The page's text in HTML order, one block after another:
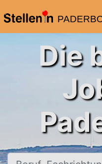
Die
Beruf, Fachrichtung, Firma